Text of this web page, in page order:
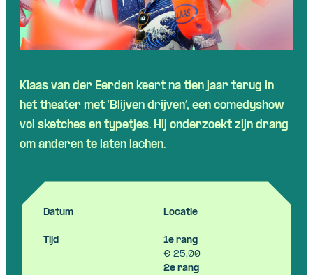
Skip navigatie
Klaas van der Eerden keert na tien jaar terug in
het theater met ‘Blijven drijven’, een comedyshow
vol sketches en typetjes. Hij onderzoekt zijn drang
om anderen te laten lachen.
Datum Locatie
Tijd
1e rang
€ 25,00
2e rang